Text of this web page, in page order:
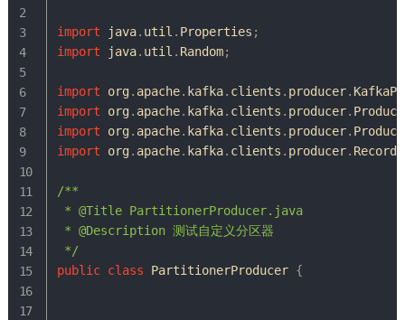
import java. util . Properties ;
import
java. util . Random;
import org. apache. kafka. clients . producer.
import
org. apache. kafka. clients . producer.
import
org. apache. kafka. clients . producer.
import
org. apache. kafka. clients . producer.
/**
* @Title PartitionerProducer.java
* @Description 测试自定义分区器
*/
public class PartitionerProducer {